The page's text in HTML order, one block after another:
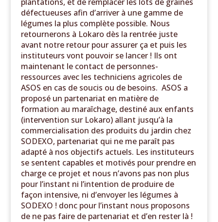
défectueuses afin d’arriver à une gamme de
légumes la plus complète possible. Nous
retournerons à Lokaro dès la rentrée juste
avant notre retour pour assurer ça et puis les
instituteurs vont pouvoir se lancer ! Ils ont
maintenant le contact de personnes-
ressources avec les techniciens agricoles de
ASOS en cas de soucis ou de besoins. ASOS a
proposé un partenariat en matière de
formation au maraîchage, destiné aux enfants
(intervention sur Lokaro) allant jusqu’à la
commercialisation des produits du jardin chez
SODEXO, partenariat qui ne me paraît pas
adapté à nos objectifs actuels. Les instituteurs
se sentent capables et motivés pour prendre en
charge ce projet et nous n’avons pas non plus
pour l’instant ni l’intention de produire de
façon intensive, ni d’envoyer les légumes à
SODEXO ! donc pour l’instant nous proposons
de ne pas faire de partenariat et d’en rester là !